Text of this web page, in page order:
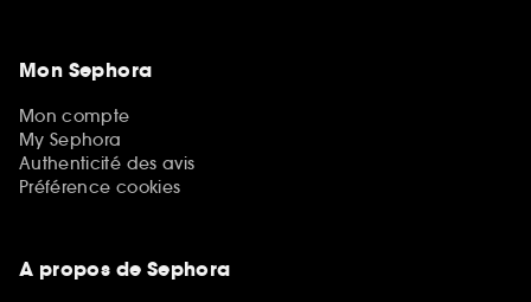
Mon Sephora
Mon compte
My Sephora
Authenticité des avis
Préférence cookies
A propos de Sephora